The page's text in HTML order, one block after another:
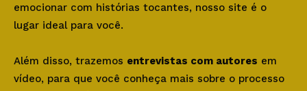
emocionar com histórias tocantes, nosso site é o
lugar ideal para você.
Além disso, trazemos entrevistas com autores em
vídeo, para que você conheça mais sobre o processo